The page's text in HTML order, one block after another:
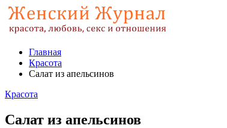
Главная
Красота
Салат из апельсинов
Красота
Салат из апельсинов